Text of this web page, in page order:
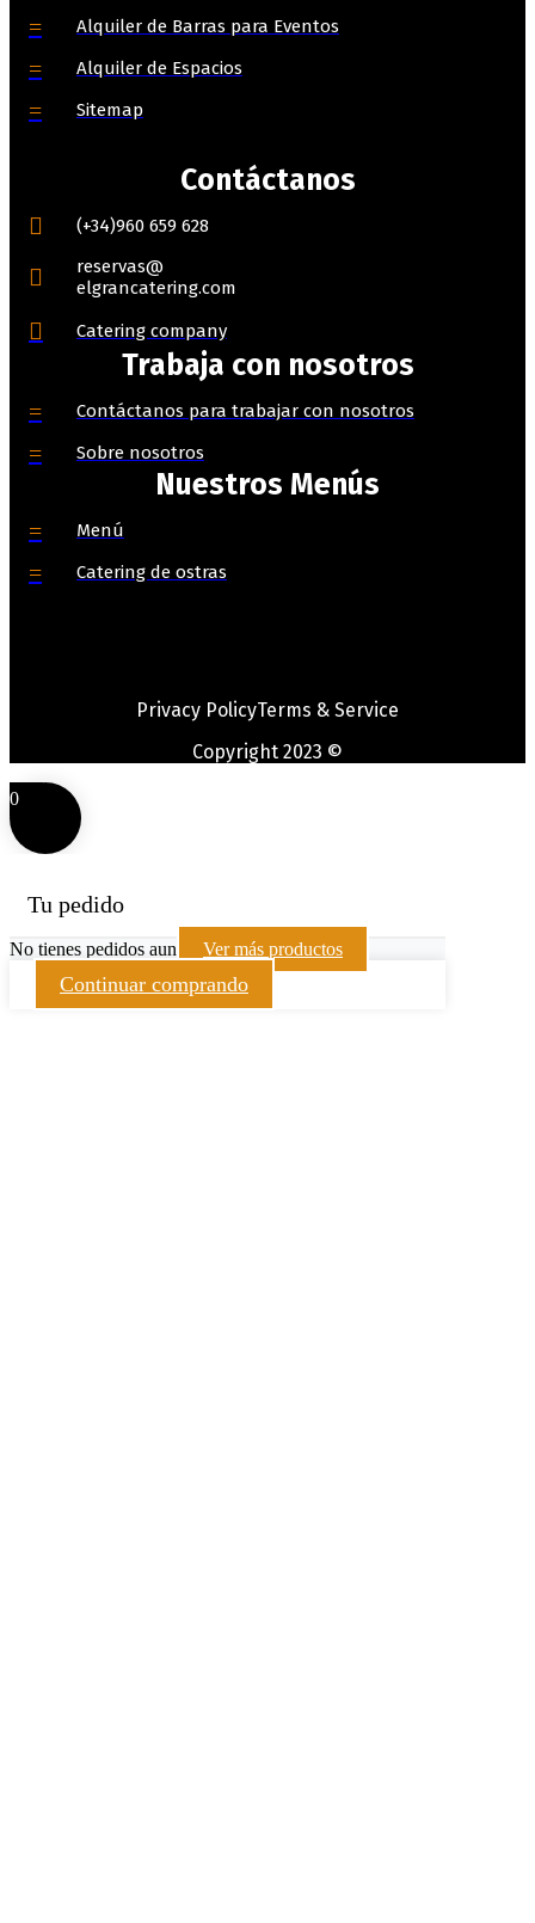
Alquiler de Barras para Eventos
Alquiler de Espacios
Sitemap
Contáctanos
(+34)960 659 628
reservas@
elgrancatering.com
Catering company
Trabaja con nosotros
Contáctanos para trabajar con nosotros
Sobre nosotros
Nuestros Menús
Menú
Catering de ostras
Privacy PolicyTerms & Service
Copyright 2023 ©
0
Tu pedido
No tienes pedidos aun Ver más productos
Continuar comprando